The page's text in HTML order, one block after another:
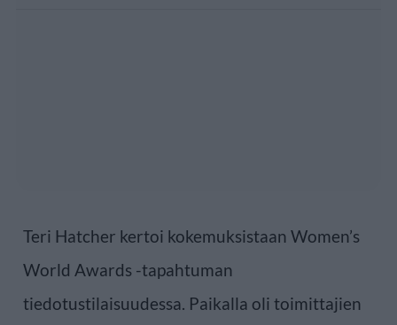
Teri Hatcher kertoi kokemuksistaan Women’s
World Awards -tapahtuman
tiedotustilaisuudessa. Paikalla oli toimittajien